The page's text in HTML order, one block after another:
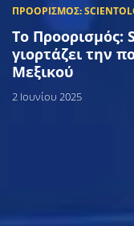
Το Προορισμός:
γιορτάζει την
Μεξικού
2 Ιουνίου 2025